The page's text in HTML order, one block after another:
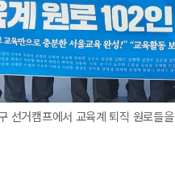
선거캠프에서 교육계 퇴직 원로들